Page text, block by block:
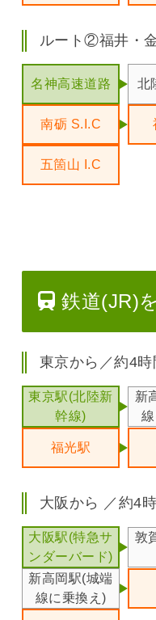
ルート②福井・
名神高速道路 北
南砺 S.I.C
五箇山 I.C
鉄道(JR)
東京から／約4時
東京駅(北陸新
幹線)
新
福光駅
大阪から ／約4
大阪駅(特急サ
ンダーバード)
敦
新高岡駅(城端
線に乗換え)